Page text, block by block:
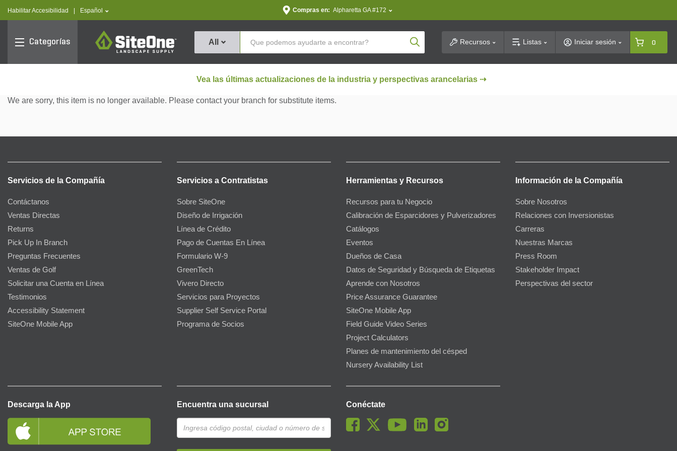
Habilitar Accesibilidad text.language
Español Compras en: Alpharetta GA #172
Categorías
SiteOne
All Product SearchRecursos Listas Iniciar sesión 0
Vea las últimas actualizaciones de la industria y perspectivas arancelarias ⇢
We are sorry, this item is no longer available. Please contact your branch for substitute items.
Servicios de la Compañía
Contáctanos
Ventas Directas
Returns
Pick Up In Branch
Preguntas Frecuentes
Ventas de Golf
Solicitar una Cuenta en Línea
Testimonios
Accessibility Statement
SiteOne Mobile App
Servicios a Contratistas
Sobre SiteOne
Diseño de Irrigación
Línea de Crédito
Pago de Cuentas En Línea
Formulario W-9
GreenTech
Vivero Directo
Servicios para Proyectos
Supplier Self Service Portal
Programa de Socios
Herramientas y Recursos
Recursos para tu Negocio
Calibración de Esparcidores y Pulverizadores
Catálogos
Eventos
Dueños de Casa
Datos de Seguridad y Búsqueda de Etiquetas
Aprende con Nosotros
Price Assurance Guarantee
SiteOne Mobile App
Field Guide Video Series
Project Calculators
Planes de mantenimiento del césped
Nursery Availability List
Información de la Compañía
Sobre Nosotros
Relaciones con Inversionistas
Carreras
Nuestras Marcas
Press Room
Stakeholder Impact
Perspectivas del sector
Descarga la App Encuentra una sucursal Conéctate